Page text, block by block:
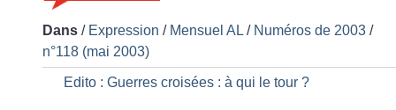
Dans / Expression / Mensuel AL / Numéros de 2003 /
n°118 (mai 2003)
Edito : Guerres croisées : à qui le tour ?